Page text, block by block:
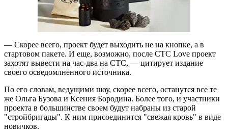
— Скорее всего, проект будет выходить не на кнопке, а в
стартовом пакете. И еще, возможно, после СТС Love проект
захотят вывести на час-два на СТС, — цитирует издание
своего осведомлненного источника.
По его словам, ведущими шоу, скорее всего, останутся все те
же Ольга Бузова и Ксения Бородина. Более того, и участники
проекта в большинстве своем будут набраны из старой
"стройбригады". К ним присоединится "свежая кровь" в виде
новичков.